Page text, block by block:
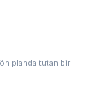
planda tutan bir